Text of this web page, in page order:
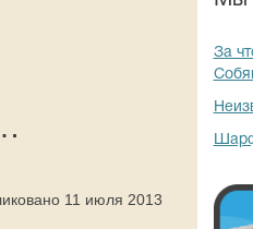
11 июля 2013
За